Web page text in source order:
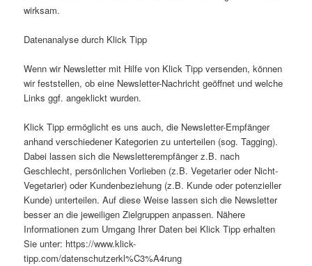
wirksam.
Datenanalyse durch Klick Tipp
Wenn wir Newsletter mit Hilfe von Klick Tipp versenden, können
wir feststellen, ob eine Newsletter-Nachricht geöffnet und welche
Links ggf. angeklickt wurden.
Klick Tipp ermöglicht es uns auch, die Newsletter-Empfänger
anhand verschiedener Kategorien zu unterteilen (sog. Tagging).
Dabei lassen sich die Newsletterempfänger z.B. nach
Geschlecht, persönlichen Vorlieben (z.B. Vegetarier oder Nicht-
Vegetarier) oder Kundenbeziehung (z.B. Kunde oder potenzieller
Kunde) unterteilen. Auf diese Weise lassen sich die Newsletter
besser an die jeweiligen Zielgruppen anpassen. Nähere
Informationen zum Umgang Ihrer Daten bei Klick Tipp erhalten
Sie unter: https://www.klick-
tipp.com/datenschutzerkl%C3%A4rung